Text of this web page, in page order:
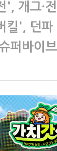
', 개그·
킬', 던파
퍼바이